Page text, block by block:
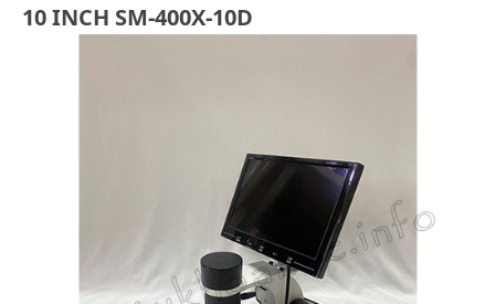
10 INCH SM-400X-10D